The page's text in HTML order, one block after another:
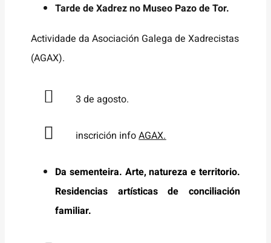
Tarde de Xadrez no Museo Pazo de Tor.
Actividade da Asociación Galega de Xadrecistas
(AGAX).
3 de agosto.
inscrición infoAGAX.
Da sementeira. Arte, natureza e territorio.
Residencias artísticas de conciliación
familiar.